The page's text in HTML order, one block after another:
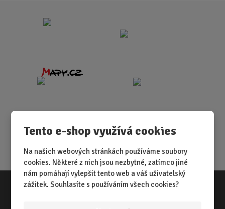
Tento e-shop využívá cookies
Na našich webových stránkách používáme soubory
cookies. Některé z nich jsou nezbytné, zatímco jiné
nám pomáhají vylepšit tento web a váš uživatelský
zážitek. Souhlasíte s používáním všech cookies?